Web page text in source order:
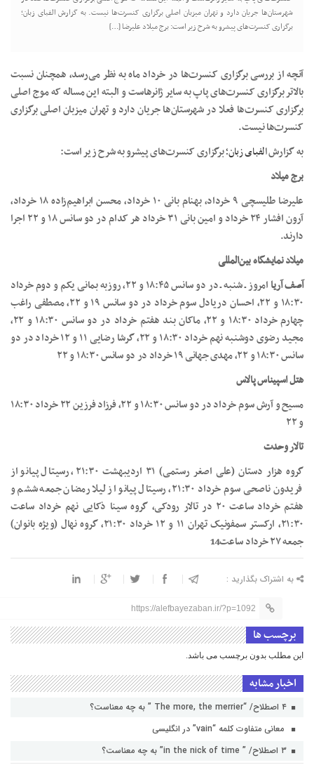
شهرستان‌ها جریان دارد و تهران میزبان اصلی برگزاری کنسرت‌ها نیست. به گزارش الفبای زبان؛
برگزاری کنسرت‌های پیشرو به شرح زیر است: برج میلاد علیرضا […]
آنچه از بررسی برگزاری کنسرت‌ها در خرداد ماه به نظر می‌رسد، همچنان نسبت
بالاتر برگزاری کنسرت‌های پاپ به سایر ژانرهاست و البته این مساله که موج اصلی
برگزاری کنسرت‌ها فعلا در شهرستان‌ها جریان دارد و تهران میزبان اصلی برگزاری
کنسرت‌ها نیست.
به گزارشالفبای زبان؛برگزاری کنسرت‌های پیشرو به شرح زیر است:
برج میلاد
علیرضا طلیسچی ۹ خرداد، بهنام بانی ۱۰ خرداد، محسن ابراهیم‌زاده ۱۸ خرداد،
آرون افشار ۲۴ خرداد و امین بانی ۳۱ خرداد هر کدام در دو سانس ۱۸ و ۲۲ اجرا
دارند.
میلاد نمایشگاه بین‌المللی
آصف آریا
امروز ـ شنبه ـ در دو سانس ۱۸:۴۵ و ۲۲، روزبه بمانی یکم و دوم خرداد
۱۸:۳۰ و ۲۲، احسان دریادل سوم خرداد در دو سانس ۱۹ و ۲۲، مصطفی راغب
چهارم خرداد ۱۸:۳۰ و ۲۲، ماکان بند هفتم خرداد در دو سانس ۱۸:۳۰ و ۲۲،
مجید رضوی دوشنبه نهم خرداد ۱۸:۳۰ و ۲۲، گرشا رضایی ۱۱ و ۱۲ خرداد در دو
سانس ۱۸:۳۰ و ۲۲، مهدی جهانی ۱۹ خرداد در دو سانس ۱۸:۳۰ و ۲۲
هتل اسپیناس پالاس
مسیح و آرش سوم خرداد در دو سانس ۱۸:۳۰ و ۲۲، فرزاد فرزین ۲۲ خرداد ۱۸:۳۰
و ۲۲
تالار وحدت
گروه هزار دستان (علی اصغر رستمی) ۳۱ اردیبهشت ۲۱:۳۰، رسیتال پیانو از
فریدون ناصحی سوم خرداد ۲۱:۳۰، رسیتال پیانو از لیلا رمضان جمعه ششم و
هفتم خرداد ساعت ۲۰ در تالار رودکی، گروه سینا ذکایی نهم خرداد ساعت
۲۱:۳۰، ارکستر سمفونیک تهران ۱۱ و ۱۲ خرداد ۲۱:۳۰، گروه نهال (ویژه بانوان)
جمعه ۲۷ خرداد ساعت14
به اشتراک بگذارید :
https://alefbayezaban.ir/?p=1092
برچسب ها
این مطلب بدون برچسب می باشد.
اخبار مشابه
معانی متفاوت کلمه “vain” در انگلیسی